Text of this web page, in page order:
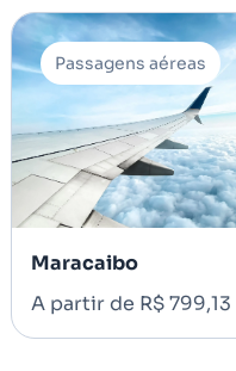
Passagens aéreas
Maracaibo
A partir de R$ 799,13